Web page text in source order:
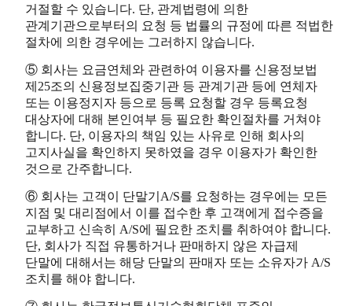
거절할 수 있습니다. 단, 관계법령에 의한
관계기관으로부터의 요청 등 법률의 규정에 따른 적법한
절차에 의한 경우에는 그러하지 않습니다.
⑤ 회사는 요금연체와 관련하여 이용자를 신용정보법
제25조의 신용정보집중기관 등 관계기관 등에 연체자
또는 이용정지자 등으로 등록 요청할 경우 등록요청
대상자에 대해 본인여부 등 필요한 확인절차를 거쳐야
합니다. 단, 이용자의 책임 있는 사유로 인해 회사의
고지사실을 확인하지 못하였을 경우 이용자가 확인한
것으로 간주합니다.
⑥ 회사는 고객이 단말기A/S를 요청하는 경우에는 모든
지점 및 대리점에서 이를 접수한 후 고객에게 접수증을
교부하고 신속히 A/S에 필요한 조치를 취하여야 합니다.
단, 회사가 직접 유통하거나 판매하지 않은 자급제
단말에 대해서는 해당 단말의 판매자 또는 소유자가 A/S
조치를 해야 합니다.